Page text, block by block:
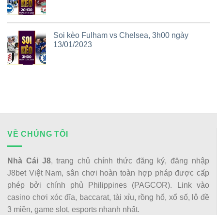
Soi kèo Fulham vs Chelsea, 3h00 ngày
13/01/2023
VỀ CHÚNG TÔI
Nhà Cái J8, trang chủ chính thức đăng ký, đăng nhập
J8bet Việt Nam, sân chơi hoàn toàn hợp pháp được cấp
phép bởi chính phủ Philippines (PAGCOR). Link vào
casino chơi xóc đĩa, baccarat, tài xỉu, rồng hổ, xổ số, lô đề
3 miền, game slot, esports nhanh nhất.